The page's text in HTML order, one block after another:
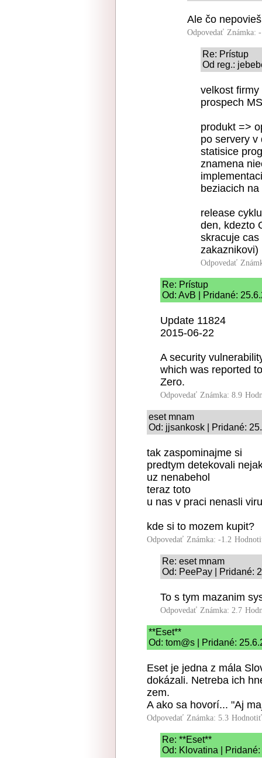
Ale čo
Odpovedať Známka:
Re: Prístup
Od reg.:
velkost
prospech
produkt =>
po servery v
statisice
znamena
beziacich
release
den, kdezto
skracuje
zakaznikovi)
Odpovedať
Re: Prístup
Od: AvB | Pridané:
Update 11824
2015-06-22
A security
which was reported
Zero.
Odpovedať Známka: 8.9
eset mnam
Od: jjsankosk | Pridané:
tak zaspominajme si
predtym detekovali
uz nenabehol
teraz toto
u nas v praci nenasli
kde si to mozem kupit?
Odpovedať Známka: -1.2
Re: eset mnam
Od: PeePay | Pridané:
To s tym mazanim
Odpovedať Známka: 2.7
**Eset**
Od: tom@s | Pridané:
Eset je jedna z mála
dokázali. Netreba ich
zem.
A ako sa hovorí... "Aj
Odpovedať Známka: 5.3
Re: **Eset**
Od: Klovatina |